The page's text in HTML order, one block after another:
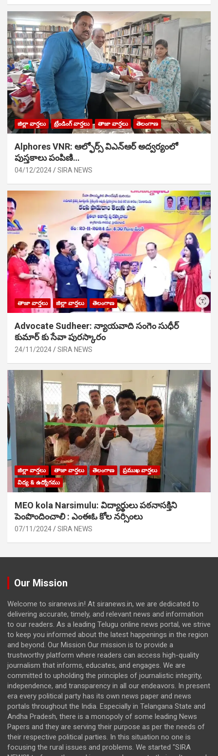
జిల్లా వార్తలు ట్రేండింగ్ వార్తలు తాజా వార్తలు తెలంగాణ
Alphores VNR: ఆల్ఫోర్స్ విఎన్ఆర్ అద్వర్యంలో
పుస్తకాలు పంపిణి…
04/12/2024 SIRA NEWS
తాజా వార్తలు జిల్లా వార్తలు తెలంగాణ
Advocate Sudheer: న్యాయవాది సంగెం సుధీర్
కుమార్ కు సేవా పురస్కారం
24/11/2024 SIRA NEWS
జిల్లా వార్తలు తాజా వార్తలు తెలంగాణ
ప్రముఖ వార్తలు
విద్య & ఉద్యోగము
MEO kola Narsimulu: విద్యార్థులు పఠ‌నాసక్తిని
పెంపొందించాలి : ఎంఈఓ కోల నర్సింలు
07/11/2024 SIRA NEWS
Our Mission
Welcome to siranews.in! At siranews.in, we are dedicated to
delivering accurate, timely, and relevant news and information
to our readers. As a leading Telugu online news portal, we strive
to keep you informed about the latest happenings in the region
and beyond. Our Mission Our mission is to provide a
trustworthy platform where readers can access high-quality
journalism that informs, educates, and engages. We are
committed to upholding the principles of journalistic integrity,
independence, and transparency in all our endeavors. In present
era every political party has its own news paper and news
portals throughout the India. Especially in Telangana State and
Andha Pradesh, there is a monopoly of some leading News
Papers and they are serving their purpose as per the needs of
their respective political parties. In this situation no one is
focusing the rural issues and problems. We started "SIRA